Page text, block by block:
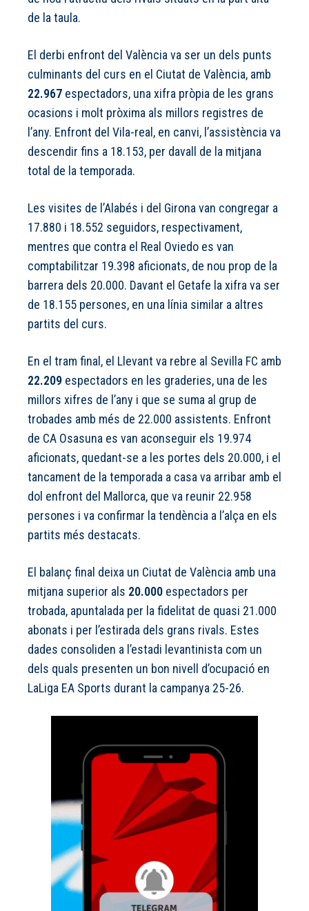
de la taula.
El derbi enfront del València va ser un dels punts
culminants del curs en el Ciutat de València, amb
22.967 espectadors, una xifra pròpia de les grans
ocasions i molt pròxima als millors registres de
l’any. Enfront del Vila-real, en canvi, l’assistència va
descendir fins a 18.153, per davall de la mitjana
total de la temporada.
Les visites de l’Alabés i del Girona van congregar a
17.880 i 18.552 seguidors, respectivament,
mentres que contra el Real Oviedo es van
comptabilitzar 19.398 aficionats, de nou prop de la
barrera dels 20.000. Davant el Getafe la xifra va ser
de 18.155 persones, en una línia similar a altres
partits del curs.
En el tram final, el Llevant va rebre al Sevilla FC amb
22.209 espectadors en les graderies, una de les
millors xifres de l’any i que se suma al grup de
trobades amb més de 22.000 assistents. Enfront
de CA Osasuna es van aconseguir els 19.974
aficionats, quedant-se a les portes dels 20.000, i el
tancament de la temporada a casa va arribar amb el
dol enfront del Mallorca, que va reunir 22.958
persones i va confirmar la tendència a l’alça en els
partits més destacats.
El balanç final deixa un Ciutat de València amb una
mitjana superior als 20.000 espectadors per
trobada, apuntalada per la fidelitat de quasi 21.000
abonats i per l’estirada dels grans rivals. Estes
dades consoliden a l’estadi levantinista com un
dels quals presenten un bon nivell d’ocupació en
LaLiga EA Sports durant la campanya 25-26.